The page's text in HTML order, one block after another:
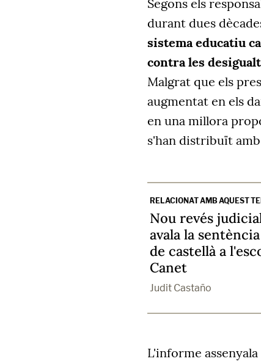
Segons els
durant dues
sistema educatiu
contra les
Malgrat que els
augmentat en els
en una millora
s'han distribuït
RELACIONAT AMB AQUEST
Nou revés
avala la
de castellà a
Canet
Judit Castaño
L'informe